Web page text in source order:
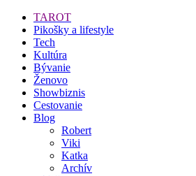
TAROT
Pikošky a lifestyle
Tech
Kultúra
Bývanie
Ženovo
Showbiznis
Cestovanie
Blog
Robert
Viki
Katka
Archív